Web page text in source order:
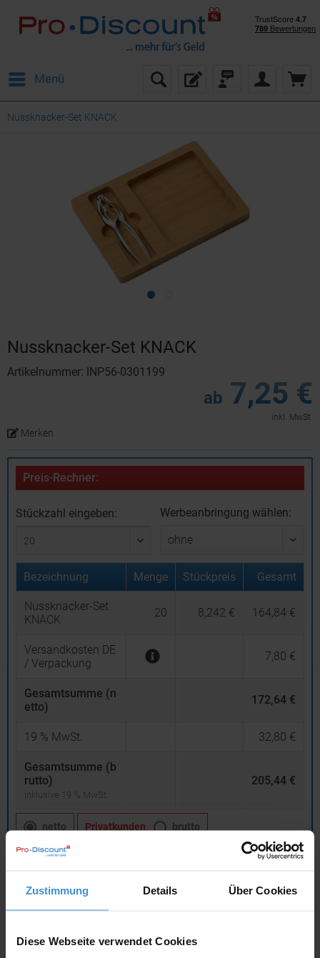
Zustimmung Details Über Cookies
Diese Webseite verwendet Cookies
Menü
Nussknacker-Set KNACK
Nussknacker-Set KNACK
Artikelnummer: INP56-0301199
ab 7,25 €
inkl. MwSt.
Merken
Preis-Rechner:
Stückzahl eingeben: Werbeanbringung wählen:
Bezeichnung Menge Stückpreis Gesamt
Nussknacker-Set
KNACK
20 8,242 € 164,84 €
Versandkosten DE
/ Verpackung
7,80 €
Gesamtsumme (n
etto)
172,64 €
19 % MwSt. 32,80 €
Gesamtsumme (b
rutto)
inklusive 19 % MwSt.
205,44 €
netto Privatkunden brutto